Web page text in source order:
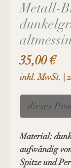
Metall-
35,00 €
inkl. MwSt. |
dieses
Material:
aufwändig
Spitze und